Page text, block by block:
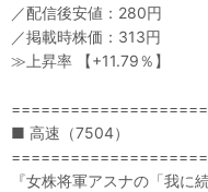
／配信後安値：280円
／掲載時株価：313円
≫上昇率 【+11.79％】
■ 高速（7504）
『女株将軍アスナの「我に